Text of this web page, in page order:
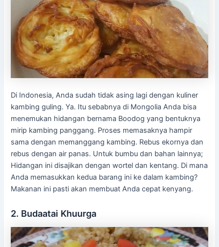
Di Indonesia, Anda sudah tidak asing lagi dengan kuliner
kambing guling. Ya. Itu sebabnya di Mongolia Anda bisa
menemukan hidangan bernama Boodog yang bentuknya
mirip kambing panggang. Proses memasaknya hampir
sama dengan memanggang kambing. Rebus ekornya dan
rebus dengan air panas. Untuk bumbu dan bahan lainnya;
Hidangan ini disajikan dengan wortel dan kentang. Di mana
Anda memasukkan kedua barang ini ke dalam kambing?
Makanan ini pasti akan membuat Anda cepat kenyang.
2. Budaatai Khuurga